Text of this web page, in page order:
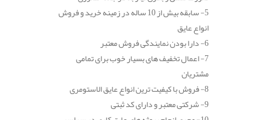
5- سابقه بیش از 10 ساله در زمینه خرید و فروش
انواع عایق
6- دارا بودن نمایندگی فروش معتبر
7- اعمال تخفیف های بسیار خوب برای تمامی
مشتریان
8- فروش با کیفیت ترین انواع عایق الاستومری
9- شرکتی معتبر و دارای کد ثبتی